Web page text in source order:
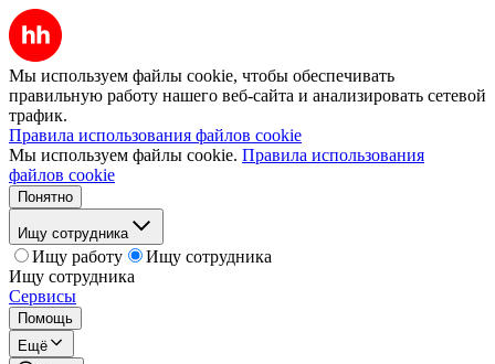
Мы используем файлы cookie, чтобы обеспечивать
правильную работу нашего веб-сайта и анализировать сетевой
трафик.
Правила использования файлов cookie
Мы используем файлы cookie. Правила использования
файлов cookie
Понятно
Ищу сотрудника
Ищу работу
Ищу сотрудника
Ищу сотрудника
Сервисы
Помощь
Ещё